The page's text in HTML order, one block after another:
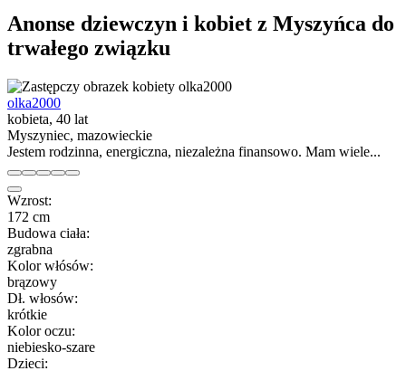
Anonse dziewczyn i kobiet z Myszyńca do
trwałego związku
olka2000
kobieta, 40 lat
Myszyniec, mazowieckie
Jestem rodzinna, energiczna, niezależna finansowo. Mam wiele...
Wzrost:
172 cm
Budowa ciała:
zgrabna
Kolor włósów:
brązowy
Dł. włosów:
krótkie
Kolor oczu:
niebiesko-szare
Dzieci: